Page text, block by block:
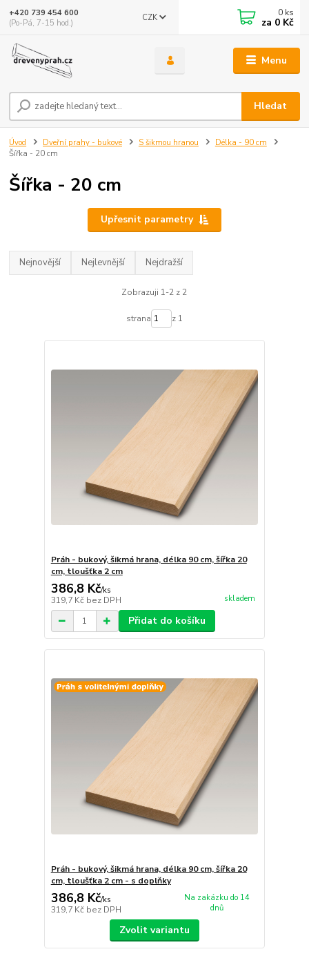
Menu
CZK
Hledat
+420 739 454 600
(Po-Pá, 7-15 hod.)
0 ks
za 0 Kč
Úvod Dveřní prahy - bukové S šikmou hranou
Délka - 90 cm
Šířka - 20 cm
Šířka - 20 cm
Upřesnit parametry
Nejnovější Nejlevnější Nejdražší
Zobrazuji 1-2 z 2
strana z 1
Práh - bukový, šikmá hrana, délka 90 cm, šířka 20
cm, tloušťka 2 cm
386,8 Kč/ks
319,7 Kč bez DPH skladem
Přidat do košíku
Práh - bukový, šikmá hrana, délka 90 cm, šířka 20
cm, tloušťka 2 cm - s doplňky
386,8 Kč/ks
319,7 Kč bez DPH
Na zakázku do 14
dnů
Zvolit variantu